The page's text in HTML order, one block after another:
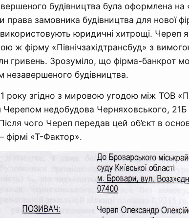
будівництва була оформлена на
замовника будівництва для нової
юридичні хитрощі. Череп
ж фірму «Північзахідтрансбуд» з
гривень. Зрозуміло, що фірма-банкрот
незавершеного будівництва.
року згідно з мировою угодою між ТОВ
недобудова Черняховського, 21Б
чого Череп передав цей об’єкт в
фірмі «Т-Фактор».